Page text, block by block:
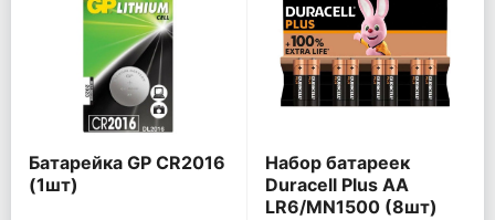
Батарейка GP CR2016
(1шт)
Набор батареек
Duracell Plus AA
LR6/MN1500 (8шт)